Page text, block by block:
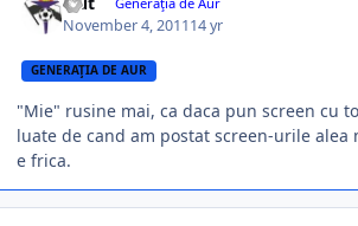
November 4, 201114 yr
GENERAŢIA DE AUR
"Mie" rusine mai, ca daca pun screen cu
luate de cand am postat screen-urile alea
e frica.